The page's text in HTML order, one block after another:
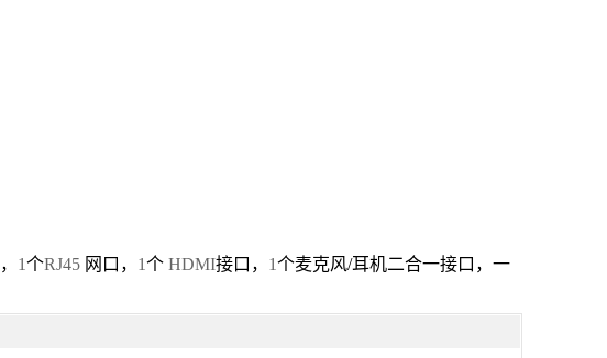
， 1个RJ45 网口， 1个 HDMI接口， 1个麦克风/耳机二合一接口，一